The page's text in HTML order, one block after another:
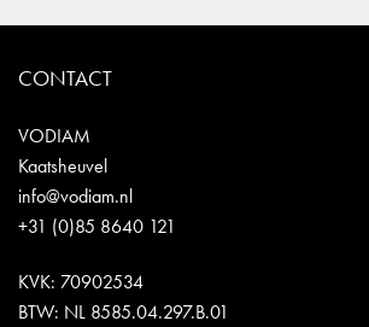
CONTACT
VODIAM
Kaatsheuvel
info@vodiam.nl
+31 (0)85 8640 121
KVK: 70902534
BTW: NL 8585.04.297.B.01